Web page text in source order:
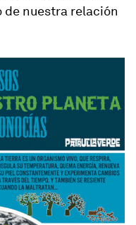
de nuestra relación